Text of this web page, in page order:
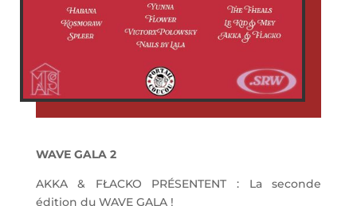
WAVE GALA 2
AKKA & FŁACKO PRÉSENTENT : La seconde
édition du WAVE GALA !